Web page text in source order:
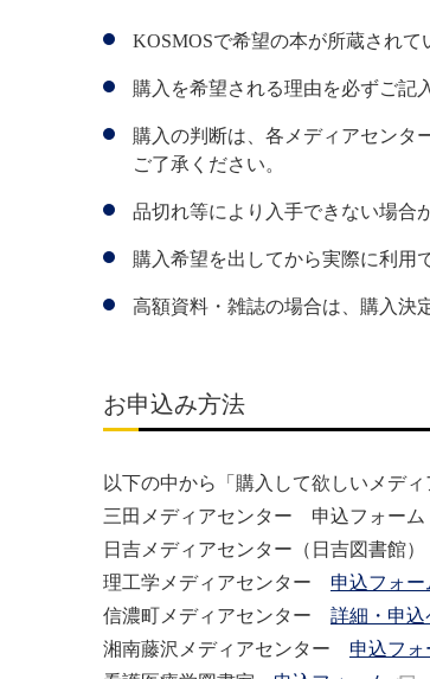
KOSMOSで希望の本が所蔵されて
購入を希望される理由を必ずご記
購入の判断は、各メディアセンタ
ご了承ください。
品切れ等により入手できない場合
購入希望を出してから実際に利用
高額資料・雑誌の場合は、購入決
お申込み方法
以下の中から「購入して欲しいメデ
三田メディアセンター 申込フォーム
日吉メディアセンター（日吉図書館
理工学メディアセンター 申込フォー
信濃町メディアセンター 詳細・申込
湘南藤沢メディアセンター 申込フォ